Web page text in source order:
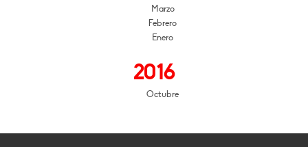
Marzo
Febrero
Enero
2016
Octubre